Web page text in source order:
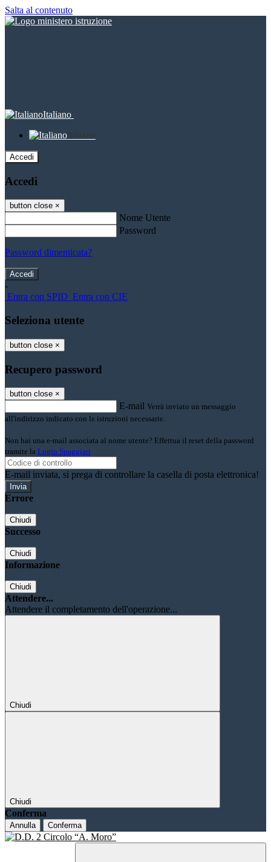
Salta al contenuto
Italiano
Italiano
Accedi
Accedi
button close ×
Nome Utente
Password
Password dimenticata?
-
Entra con SPID Entra con CIE
Seleziona utente
button close ×
Recupero password
button close ×
E-mail Verrà inviato un messaggio
all'indirizzo indicato con le istruzioni necessarie.
Non hai una e-mail associata al nome utente? Effettua il reset della password
tramite la Login Spaggiari
E-mail inviata, si prega di controllare la casella di posta elettronica!
Errore
Chiudi
Successo
Chiudi
Informazione
Chiudi
Attendere...
Attendere il completamento dell'operazione...
Chiudi
Chiudi
Conferma
Annulla Conferma